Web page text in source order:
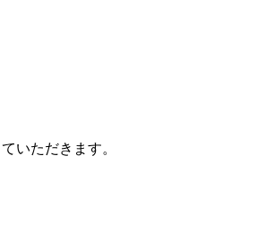
いただきます。